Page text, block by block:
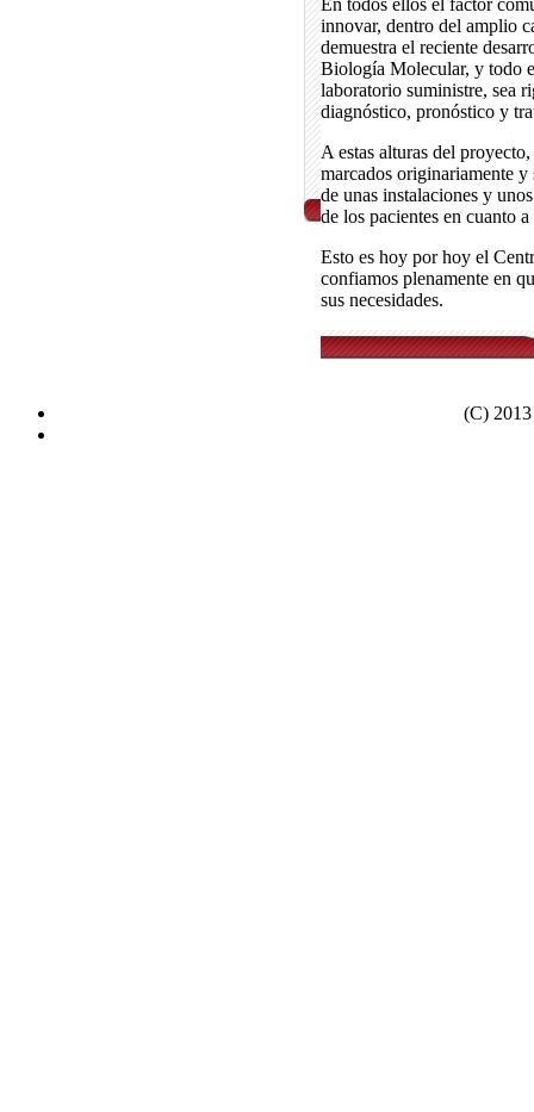
innovar, dentro del amplio
demuestra el reciente
Biología Molecular, y todo
laboratorio suministre, sea
diagnóstico, pronóstico y
A estas alturas del
marcados originariamente
de unas instalaciones y
de los pacientes en cuanto
Esto es hoy por hoy el
confiamos plenamente en
sus necesidades.
(C)